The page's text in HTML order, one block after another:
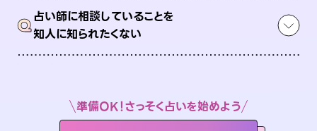
Q占い師に相談していることを
知人に知られたくない
準備OK！さっそく占いを始めよう